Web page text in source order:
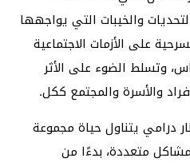
والخيبات التي يواجهها
على الأزمات الاجتماعية
وتسلط الضوء على الأثر
والأسرة والمجتمع ككل.
درامي يتناول حياة مجموعة
متعددة، بدءًا من